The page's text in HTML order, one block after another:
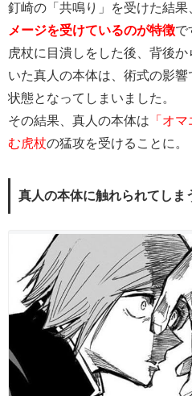
釘崎の「共鳴り」を受けた結果
メージを受けているのが特徴で
虎杖に目潰しをした後、背後
いた真人の本体は、術式の影
状態となってしまいました。
その結果、真人の本体は 「オ
む虎杖の猛攻を受けることに。
真人の本体に触れられてしま